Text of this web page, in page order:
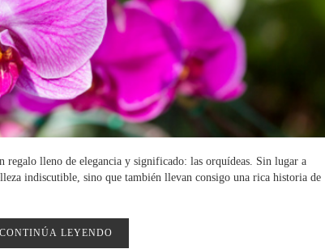
regalo lleno de elegancia y significado: las orquídeas. Sin lugar a
indiscutible, sino que también llevan consigo una rica historia de
CONTINÚA LEYENDO